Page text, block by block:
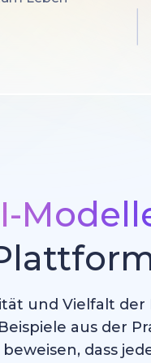
und Vielfalt
aus der
dass